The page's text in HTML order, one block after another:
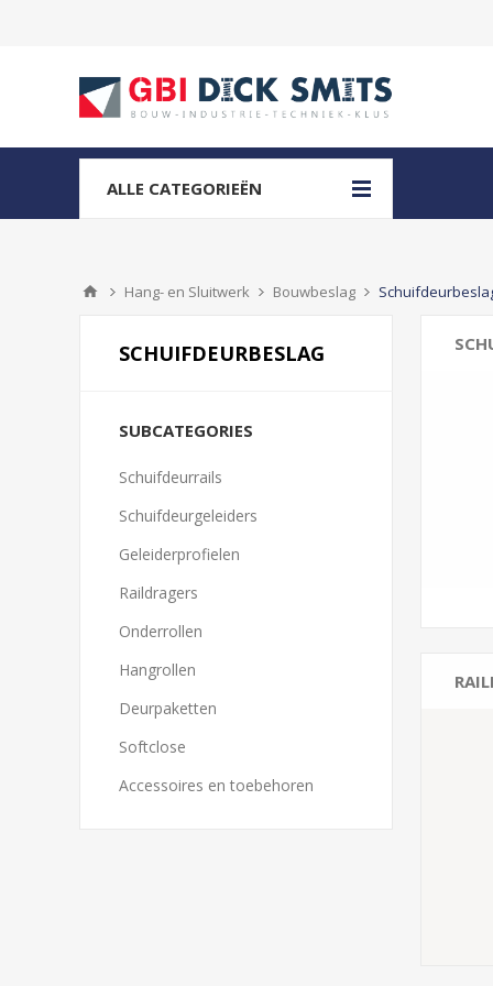
ALLE CATEGORIEËN
Hang- en Sluitwerk Bouwbeslag
SCHUIFDEURBESLAG
SUBCATEGORIES
Schuifdeurrails
Schuifdeurgeleiders
Geleiderprofielen
Raildragers
Onderrollen
Hangrollen
Deurpaketten
Softclose
Accessoires en toebehoren